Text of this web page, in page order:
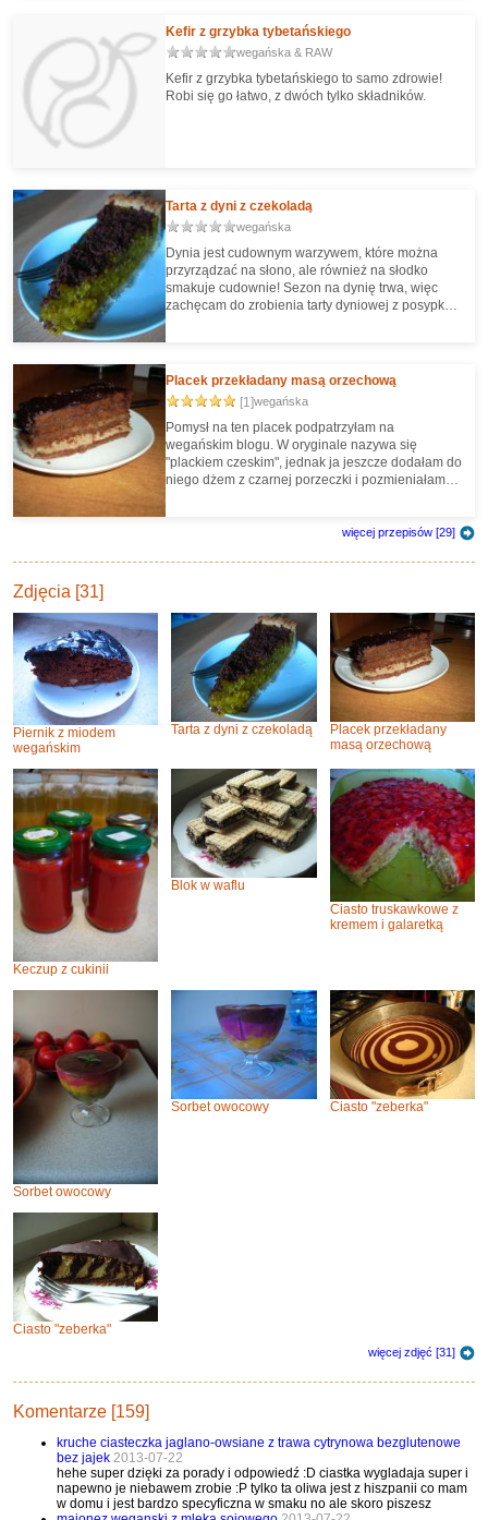
Kefir z grzybka tybetańskiego
wegańska & RAW
Kefir z grzybka tybetańskiego to samo zdrowie!
Robi się go łatwo, z dwóch tylko składników.
Tarta z dyni z czekoladą
wegańska
Dynia jest cudownym warzywem, które można
przyrządzać na słono, ale również na słodko
smakuje cudownie! Sezon na dynię trwa, więc
zachęcam do zrobienia tarty dyniowej z posypka
Placek przekładany masą orzechową
[1]wegańska
Pomysł na ten placek podpatrzyłam na
wegańskim blogu. W oryginale nazywa się
"plackiem czeskim", jednak ja jeszcze dodałam do
niego dżem z czarnej porzeczki i pozmieniałam
więcej przepisów [29]
Zdjęcia [31]
Piernik z miodem
wegańskim
Tarta z dyni z czekoladą
Placek przekładany
masą orzechową
Keczup z cukinii
Blok w waflu
Ciasto truskawkowe z
kremem i galaretką
Sorbet owocowy
Sorbet owocowy Ciasto "zeberka"
Ciasto "zeberka"
więcej zdjęć [31]
Komentarze [159]
kruche ciasteczka jaglano-owsiane z trawa cytrynowa bezglutenowe
bez jajek 2013-07-22
hehe super dzięki za porady i odpowiedź :D ciastka wygladaja super i
napewno je niebawem zrobie :P tylko ta oliwa jest z hiszpanii co mam
w domu i jest bardzo specyficzna w smaku no ale skoro piszesz